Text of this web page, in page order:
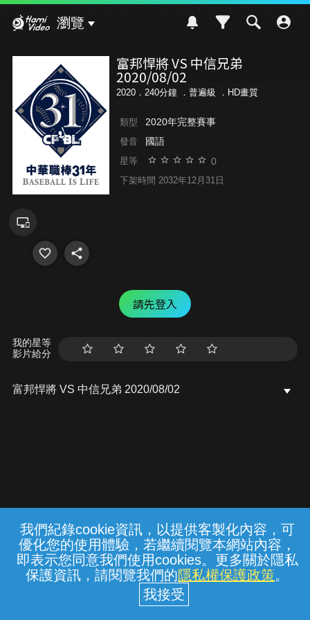
我們紀錄cookie資訊，以提供客製化內容，可
優化您的使用體驗，若繼續閱覽本網站內容，
即表示您同意我們使用cookies。更多關於隱私
保護資訊，請閱覽我們的隱私權保護政策。
瀏覽
富邦悍將 VS 中信兄弟
2020/08/02
2020．240分鐘 ． 普遍級 ．HD畫質
類型 2020年完整賽事
發音 國語
星等 0
下架時間 2032年12月31日
請先登入
我的星等
影片給分
富邦悍將 VS 中信兄弟 2020/08/02
常見問題 線上客服 服務條款 隱私權保護
中華電信股份有限公司個人家庭分公司
(統一編號：96979949) © 2026
{{notifyMsg}}